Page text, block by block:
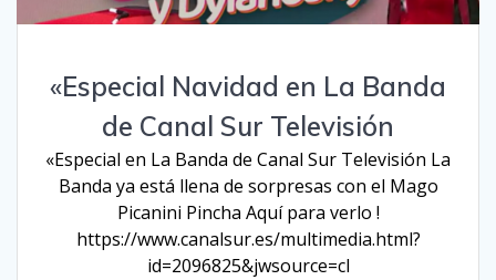
«Especial Navidad en La Banda
de Canal Sur Televisión
«Especial en La Banda de Canal Sur Televisión La
Banda ya está llena de sorpresas con el Mago
Picanini Pincha Aquí para verlo !
https://www.canalsur.es/multimedia.html?
id=2096825&jwsource=cl